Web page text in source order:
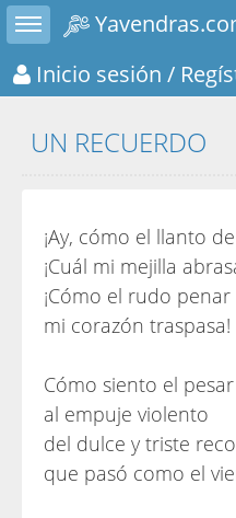
Toggle sidebar
Inicio sesión /
UN RECUERDO
¡Ay, cómo el llanto
¡Cuál mi mejilla
¡Cómo el rudo
mi corazón traspasa!
Cómo siento el
al empuje violento
del dulce y triste
que pasó como el